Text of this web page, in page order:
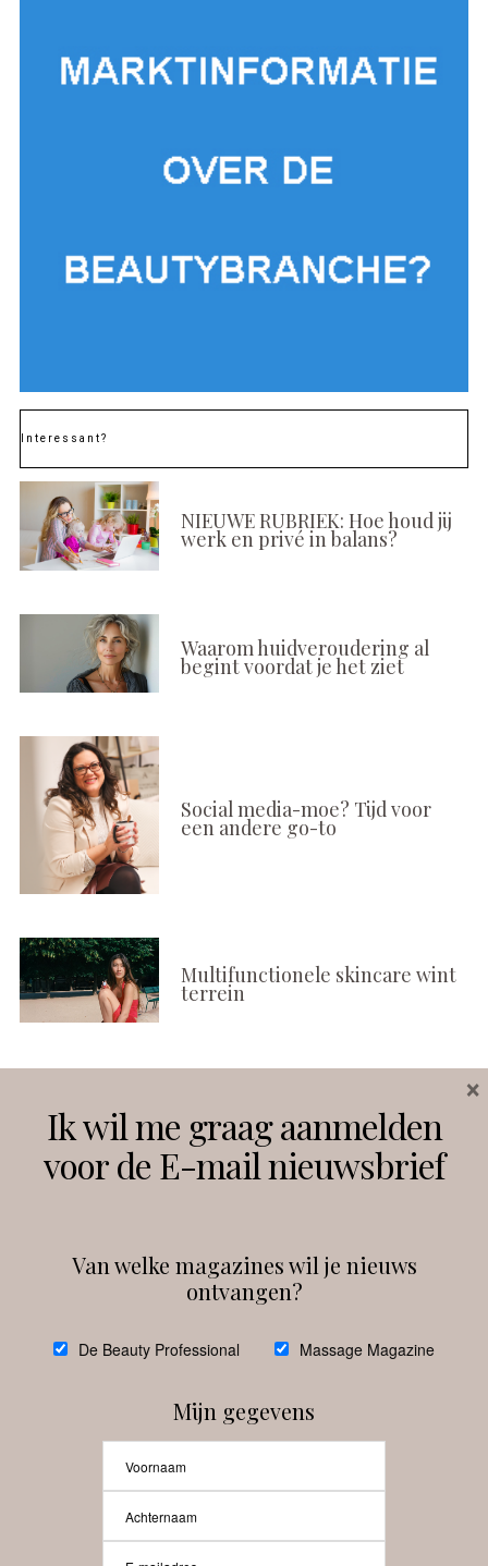
Interessant?
NIEUWE RUBRIEK: Hoe houd jij
werk en privé in balans?
Waarom huidveroudering al
begint voordat je het ziet
Social media-moe? Tijd voor
een andere go-to
Multifunctionele skincare wint
terrein
Instagram Facebook
debeautyprofessional
Ik wil me graag aanmelden
voor de E-mail nieuwsbrief
Van welke magazines wil je nieuws
ontvangen?
De Beauty Professional Massage Magazine
Mijn gegevens
×